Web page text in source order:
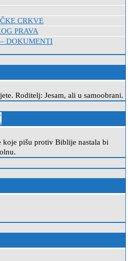
CRKVE
PRAVA
DOKUMENTI
Roditelj: Jesam, ali u samoobrani.
koje pišu protiv Biblije nastala bi